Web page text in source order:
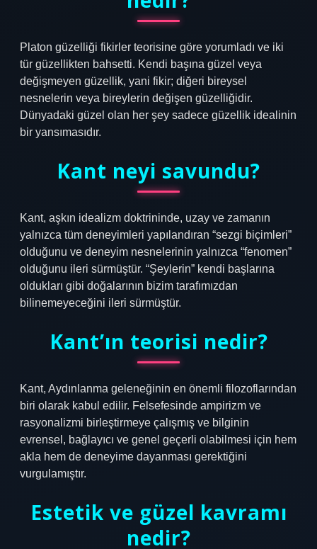
Platon güzelliği fikirler teorisine göre yorumladı ve iki
tür güzellikten bahsetti. Kendi başına güzel veya
değişmeyen güzellik, yani fikir; diğeri bireysel
nesnelerin veya bireylerin değişen güzelliğidir.
Dünyadaki güzel olan her şey sadece güzellik idealinin
bir yansımasıdır.
Kant neyi savundu?
Kant, aşkın idealizm doktrininde, uzay ve zamanın
yalnızca tüm deneyimleri yapılandıran “sezgi biçimleri”
olduğunu ve deneyim nesnelerinin yalnızca “fenomen”
olduğunu ileri sürmüştür. “Şeylerin” kendi başlarına
oldukları gibi doğalarının bizim tarafımızdan
bilinemeyeceğini ileri sürmüştür.
Kant’ın teorisi nedir?
Kant, Aydınlanma geleneğinin en önemli filozoflarından
biri olarak kabul edilir. Felsefesinde ampirizm ve
rasyonalizmi birleştirmeye çalışmış ve bilginin
evrensel, bağlayıcı ve genel geçerli olabilmesi için hem
akla hem de deneyime dayanması gerektiğini
vurgulamıştır.
Estetik ve güzel kavramı
nedir?